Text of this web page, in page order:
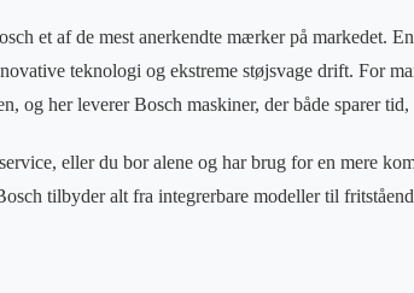
et af de mest anerkendte mærker på markedet.
teknologi og ekstreme støjsvage drift. For
og her leverer Bosch maskiner, der både sparer
eller du bor alene og har brug for en mere
tilbyder alt fra integrerbare modeller til